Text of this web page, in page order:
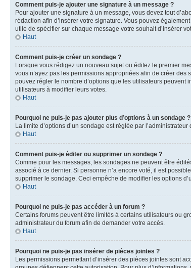
Comment puis-je ajouter une signature à un message ?
Pour ajouter une signature à un message, vous devez tout
rédaction afin d’insérer votre signature. Vous pouvez
utile de spécifier sur chaque message votre souhait d’insérer
Haut
Comment puis-je créer un sondage ?
Lorsque vous rédigez un nouveau sujet ou éditez le premier
vous n’ayez pas les permissions appropriées afin de créer
pouvez régler le nombre d’options que les utilisateurs
utilisateurs à modifier leurs votes.
Haut
Pourquoi ne puis-je pas ajouter plus d’options à un sondage ?
La limite d’options d’un sondage est réglée par
Haut
Comment puis-je éditer ou supprimer un sondage ?
Comme pour les messages, les sondages ne peuvent être
associé à ce dernier. Si personne n’a encore voté, il est
supprimer le sondage. Ceci empêche de modifier les options
Haut
Pourquoi ne puis-je pas accéder à un forum ?
Certains forums peuvent être limités à certains utilisateurs ou
administrateur du forum afin de demander votre accès.
Haut
Pourquoi ne puis-je pas insérer de pièces jointes ?
Les permissions permettant d’insérer des pièces jointes sont